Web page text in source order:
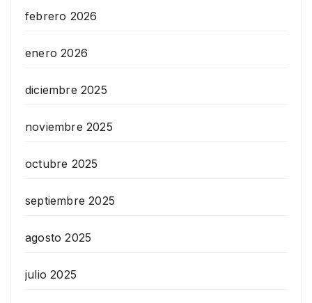
febrero 2026
enero 2026
diciembre 2025
noviembre 2025
octubre 2025
septiembre 2025
agosto 2025
julio 2025